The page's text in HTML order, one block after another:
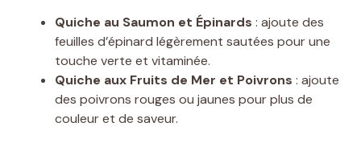
Quiche au Saumon et Épinards : ajoute des
feuilles d’épinard légèrement sautées pour une
touche verte et vitaminée.
Quiche aux Fruits de Mer et Poivrons : ajoute
des poivrons rouges ou jaunes pour plus de
couleur et de saveur.